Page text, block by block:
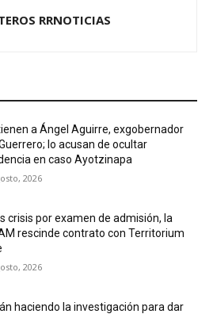
RRNOTICIAS
a Ángel Aguirre, exgobernador
lo acusan de ocultar
en caso Ayotzinapa
2026
crisis por examen de admisión, la
rescinde contrato con Territorium
2026
haciendo la investigación para dar